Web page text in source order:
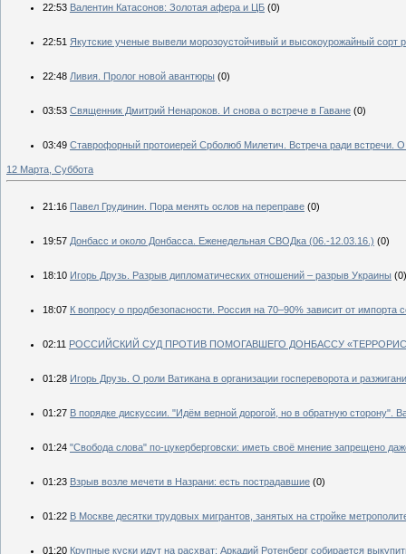
22:53 Валентин Катасонов: Золотая афера и ЦБ (0)
22:51 Якутские ученые вывели морозоустойчивый и высокоурожайный сорт
22:48 Ливия. Пролог новой авантюры (0)
03:53 Священник Дмитрий Ненароков. И снова о встрече в Гаване (0)
03:49 Ставрофорный протоиерей Срболюб Милетич. Встреча ради встречи. О
12 Марта, Суббота
21:16 Павел Грудинин. Пора менять ослов на переправе (0)
19:57 Донбасс и около Донбасса. Еженедельная СВОДка (06.-12.03.16.) (0)
18:10 Игорь Друзь. Разрыв дипломатических отношений – разрыв Украины (0)
18:07 К вопросу о продбезопасности. Россия на 70–90% зависит от импорта
02:11 РОССИЙСКИЙ СУД ПРОТИВ ПОМОГАВШЕГО ДОНБАССУ
01:28 Игорь Друзь. О роли Ватикана в организации госпереворота и
01:27 В порядке дискуссии. "Идём верной дорогой, но в обратную сторону".
01:24 "Свобода слова" по-цукерберговски: иметь своё мнение запрещено
01:23 Взрыв возле мечети в Назрани: есть пострадавшие (0)
01:22 В Москве десятки трудовых мигрантов, занятых на стройке
01:20 Крупные куски идут на расхват: Аркадий Ротенберг собирается